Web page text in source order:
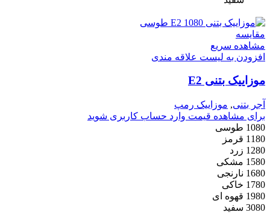
مقایسه
مشاهده سریع
افزودن به لیست علاقه مندی
موزاییک بتنی E2
آجر بتنی, موزاییک رمپ
برای مشاهده قیمت وارد حساب کاربری شوید
1080 طوسی
1180 قرمز
1280 زرد
1580 مشکی
1680 نارنجی
1780 خاکی
1980 قهوه ای
3080 سفید